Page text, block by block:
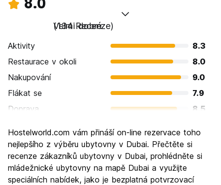
Velmi dobré
(134 Recenze)
Aktivity
8.3
Restaurace v okoli
8.0
Nakupování
9.0
Flákat se
7.9
Doprava
8.5
Kultura
Noční život
7.2
Hodnota za peníze
Hostelworld.com vám přináší on-line rezervace toho
nejlepšího z výběru ubytovny v Dubai. Přečtěte si
recenze zákazníků ubytovny v Dubai, prohlédněte si
mládežnické ubytovny na mapě Dubai a využijte
speciálních nabídek, jako je bezplatná potvrzovací